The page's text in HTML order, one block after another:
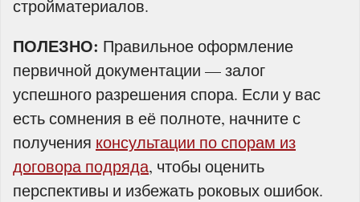
стройматериалов.
ПОЛЕЗНО: Правильное оформление
первичной документации — залог
успешного разрешения спора. Если у вас
есть сомнения в её полноте, начните с
получения консультации по спорам из
договора подряда, чтобы оценить
перспективы и избежать роковых ошибок.